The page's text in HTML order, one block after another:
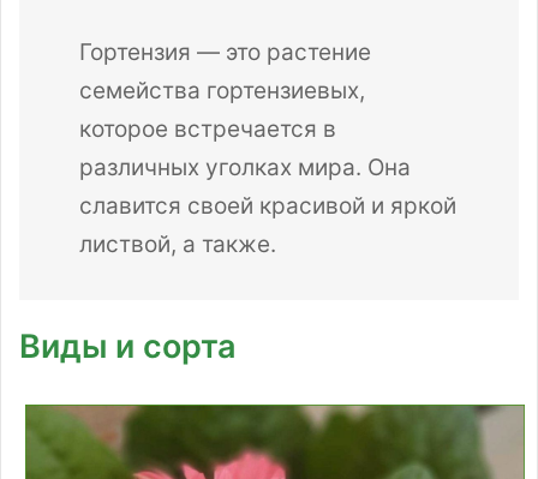
Гортензия — это растение
семейства гортензиевых,
которое встречается в
различных уголках мира. Она
славится своей красивой и яркой
листвой, а также.
Виды и сорта